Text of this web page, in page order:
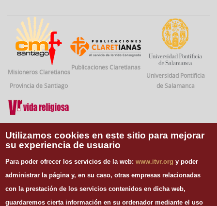
Misioneros Claretianos
Provincia de Santiago
Publicaciones Claretianas
Universidad Pontificia
de Salamanca
Vida Religiosa
Instituto Teológico de Vida Religiosa
Escuela Regina Apostolorum
Utilizamos cookies en este sitio para mejorar
su experiencia de usuario
Para poder ofrecer los servicios de la web:www.itvr.org y poder
administrar la página y, en su caso, otras empresas relacionadas
con la prestación de los servicios contenidos en dicha web,
guardaremos cierta información en su ordenador mediante el uso